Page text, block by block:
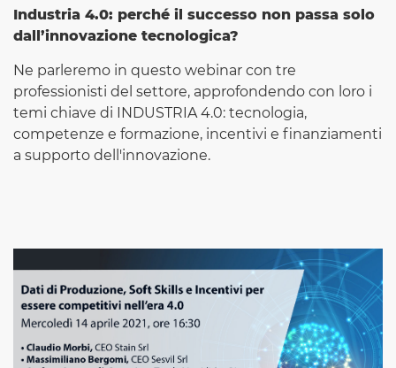
Industria 4.0: perché il successo non passa solo
dall’innovazione tecnologica?
Ne parleremo in questo webinar con tre
professionisti del settore, approfondendo con loro i
temi chiave di INDUSTRIA 4.0: tecnologia,
competenze e formazione, incentivi e finanziamenti
a supporto dell'innovazione.